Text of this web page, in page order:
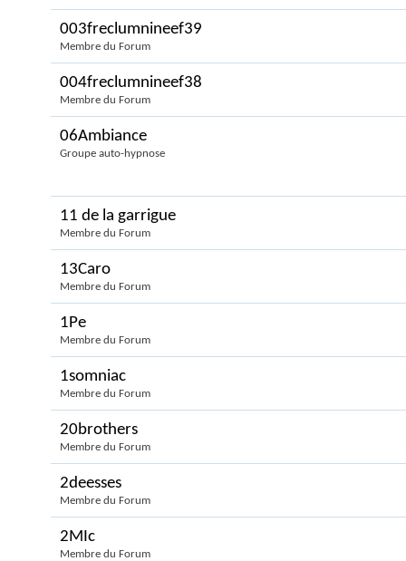
003freclumnineef39
Membre du Forum
004freclumnineef38
Membre du Forum
06Ambiance
Groupe auto-hypnose
11 de la garrigue
Membre du Forum
13Caro
Membre du Forum
1Pe
Membre du Forum
1somniac
Membre du Forum
20brothers
Membre du Forum
2deesses
Membre du Forum
2MIc
Membre du Forum